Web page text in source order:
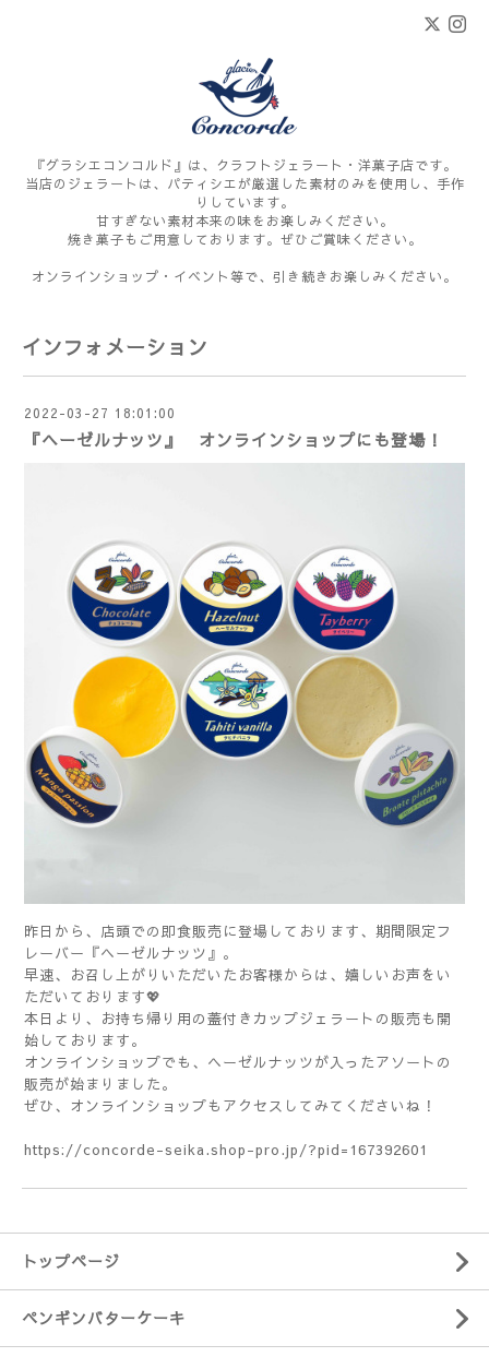
『グラシエコンコルド』は、クラフトジェラート・洋菓子店です。
当店のジェラートは、パティシエが厳選した素材のみを使用し、手作
りしています。
甘すぎない素材本来の味をお楽しみください。
焼き菓子もご用意しております。ぜひご賞味ください。
オンラインショップ・イベント等で、引き続きお楽しみください。
インフォメーション
2022-03-27 18:01:00
『ヘーゼルナッツ』 オンラインショップにも登場！
昨日から、店頭での即食販売に登場しております、期間限定フ
レーバー『ヘーゼルナッツ』。
早速、お召し上がりいただいたお客様からは、嬉しいお声をい
ただいております💖
本日より、お持ち帰り用の蓋付きカップジェラートの販売も開
始しております。
オンラインショップでも、ヘーゼルナッツが入ったアソートの
販売が始まりました。
ぜひ、オンラインショップもアクセスしてみてくださいね！
https://concorde-seika.shop-pro.jp/?pid=167392601
トップページ
ペンギンバターケーキ